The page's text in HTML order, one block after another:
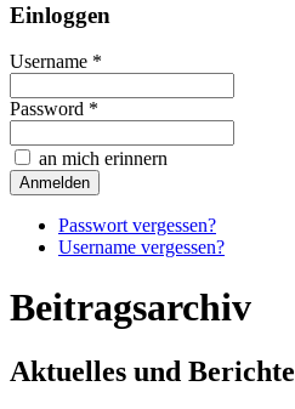
Einloggen
Username *
Password *
an mich erinnern
Passwort vergessen?
Username vergessen?
Beitragsarchiv
Aktuelles und Berichte